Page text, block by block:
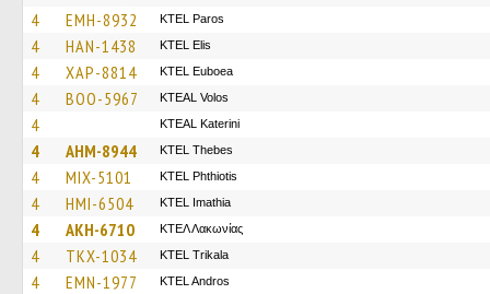
4 EMH-8932 KTEL Paros
4 HAN-1438 KTEL Elis
4 XAP-8814 ΚΤΕL Euboea
4 BOO-5967 KTEAL Volos
4 KTEAL Katerini
4 AHM-8944 KTEL Thebes
4 MIX-5101 ΚΤΕL Phthiotis
4 HMI-6504 KTEL Imathia
4 AKH-6710 ΚΤΕΛ Λακωνίας
4 TKX-1034 ΚΤΕL Τrikala
4 EMN-1977 KTEL Andros